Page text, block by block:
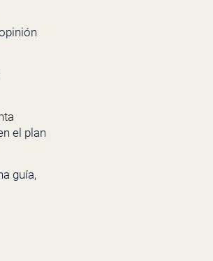
el plan
guía,